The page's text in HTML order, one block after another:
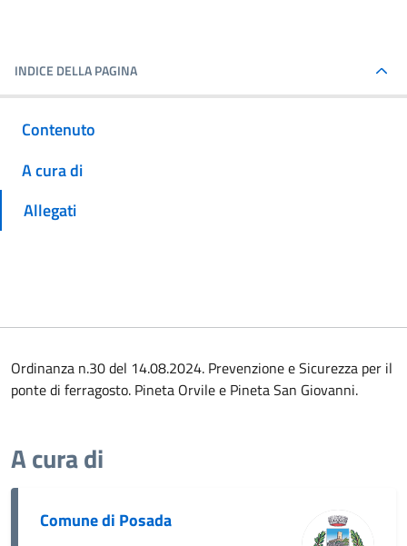
INDICE DELLA PAGINA
Contenuto
A cura di
Allegati
Ordinanza n.30 del 14.08.2024. Prevenzione e Sicurezza per il
ponte di ferragosto. Pineta Orvile e Pineta San Giovanni.
A cura di
Comune di Posada